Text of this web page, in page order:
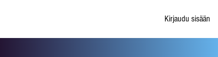
Kirjaudu sisään